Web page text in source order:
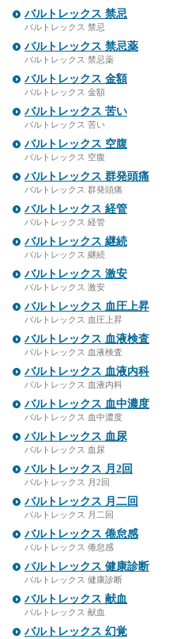
バルトレックス 禁忌
バルトレックス 禁忌
バルトレックス 禁忌薬
バルトレックス 禁忌薬
バルトレックス 金額
バルトレックス 金額
バルトレックス 苦い
バルトレックス 苦い
バルトレックス 空腹
バルトレックス 空腹
バルトレックス 群発頭痛
バルトレックス 群発頭痛
バルトレックス 経管
バルトレックス 経管
バルトレックス 継続
バルトレックス 継続
バルトレックス 激安
バルトレックス 激安
バルトレックス 血圧上昇
バルトレックス 血圧上昇
バルトレックス 血液検査
バルトレックス 血液検査
バルトレックス 血液内科
バルトレックス 血液内科
バルトレックス 血中濃度
バルトレックス 血中濃度
バルトレックス 血尿
バルトレックス 血尿
バルトレックス 月2回
バルトレックス 月2回
バルトレックス 月二回
バルトレックス 月二回
バルトレックス 倦怠感
バルトレックス 倦怠感
バルトレックス 健康診断
バルトレックス 健康診断
バルトレックス 献血
バルトレックス 献血
バルトレックス 幻覚